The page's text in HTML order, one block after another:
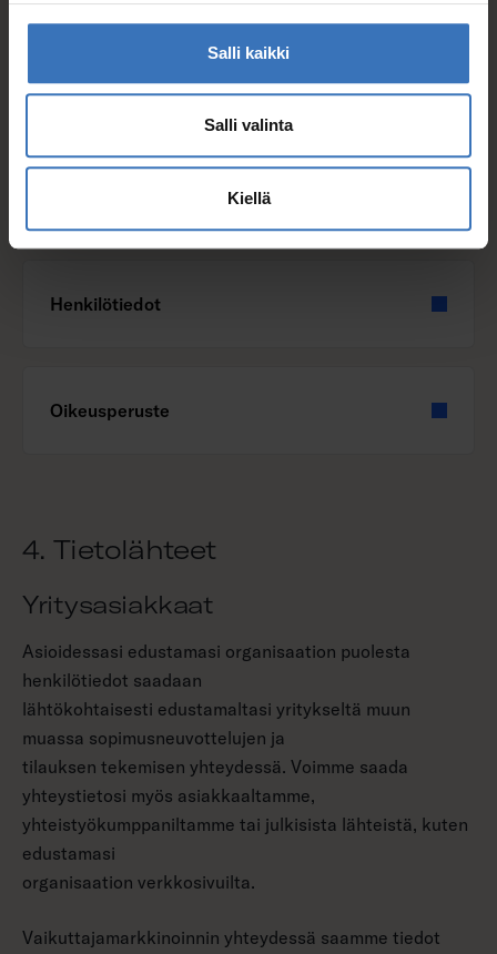
Salli kaikki
Salli valinta
Kiellä
Asiakassuhteen sekä yhteistyökumppanuussuhteen
ylläpito, hoito ja kehittäminen.
Henkilötiedot
Oikeusperuste
4. Tietolähteet
Yritysasiakkaat
Asioidessasi edustamasi organisaation puolesta
henkilötiedot saadaan
lähtökohtaisesti edustamaltasi yritykseltä muun
muassa sopimusneuvottelujen ja
tilauksen tekemisen yhteydessä. Voimme saada
yhteystietosi myös asiakkaaltamme,
yhteistyökumppaniltamme tai julkisista lähteistä, kuten
edustamasi
organisaation verkkosivuilta.
Vaikuttajamarkkinoinnin yhteydessä saamme tiedot